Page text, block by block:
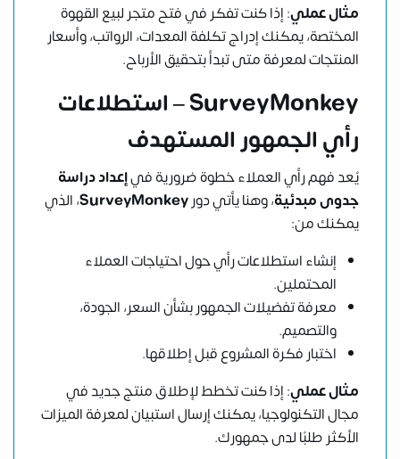
مثال عملي: إذا كنت تفكر في فتح متجر لبيع القهوة
المختصة، يمكنك إدراج تكلفة المعدات، الرواتب، وأسعار
المنتجات لمعرفة متى تبدأ بتحقيق الأرباح.
SurveyMonkey – استطلاعات
رأي الجمهور المستهدف
يُعد فهم رأي العملاء خطوة ضرورية فيإعداد دراسة
جدوى مبدئية، وهنا يأتي دورSurveyMonkey، الذي
يمكنك من:
إنشاء استطلاعات رأي حول احتياجات العملاء
المحتملين.
معرفة تفضيلات الجمهور بشأن السعر، الجودة،
والتصميم.
اختبار فكرة المشروع قبل إطلاقها.
مثال عملي: إذا كنت تخطط لإطلاق منتج جديد في
مجال التكنولوجيا، يمكنك إرسال استبيان لمعرفة الميزات
الأكثر طلبًا لدى جمهورك.